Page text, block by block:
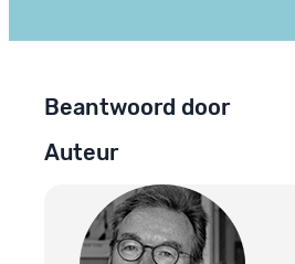
Beantwoord door
Auteur